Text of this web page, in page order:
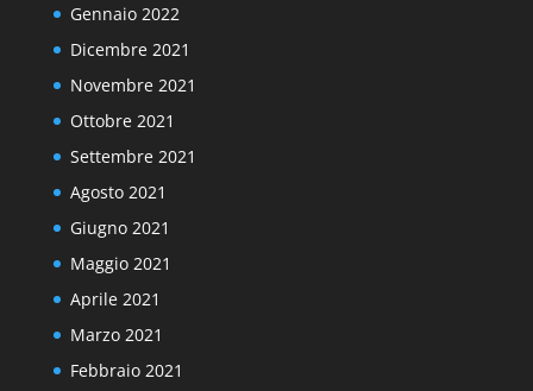
Gennaio 2022
Dicembre 2021
Novembre 2021
Ottobre 2021
Settembre 2021
Agosto 2021
Giugno 2021
Maggio 2021
Aprile 2021
Marzo 2021
Febbraio 2021